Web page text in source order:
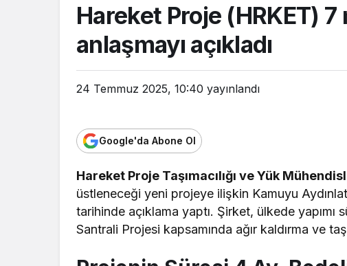
Hareket Proje (HRKET)
anlaşmayı açıkladı
24 Temmuz 2025, 10:40 yayınlandı
Google'da Abone Ol
Hareket Proje Taşımacılığı ve Yük
üstleneceği yeni projeye ilişkin Kamuyu
tarihinde açıklama yaptı. Şirket, ülkede
Santrali Projesi kapsamında ağır kaldırma ve